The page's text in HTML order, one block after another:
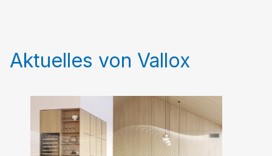
Aktuelles von Vallox